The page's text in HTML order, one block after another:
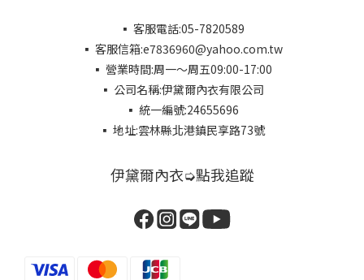
▪ 客服電話:05-7820589
▪ 客服信箱:e7836960@yahoo.com.tw
▪ 營業時間:周一～周五09:00-17:00
▪ 公司名稱:伊黛爾內衣有限公司
▪ 統一編號:24655696
▪ 地址:雲林縣北港鎮民享路73號
伊黛爾內衣➭點我追蹤